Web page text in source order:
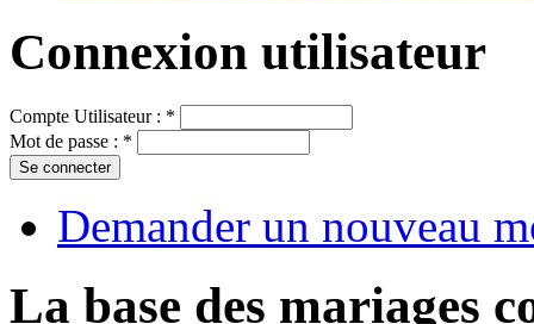
Connexion utilisateur
Compte Utilisateur : *
Mot de passe : *
Demander un nouveau
La base des mariages